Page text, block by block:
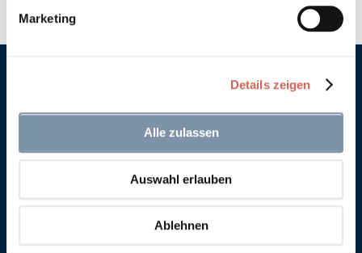
Marketing
Details zeigen
Alle zulassen
Auswahl erlauben
Ablehnen
Anna von Mangoldt GmbH & Co. KG
34414 Warburg
farben@annavonmangoldt.com